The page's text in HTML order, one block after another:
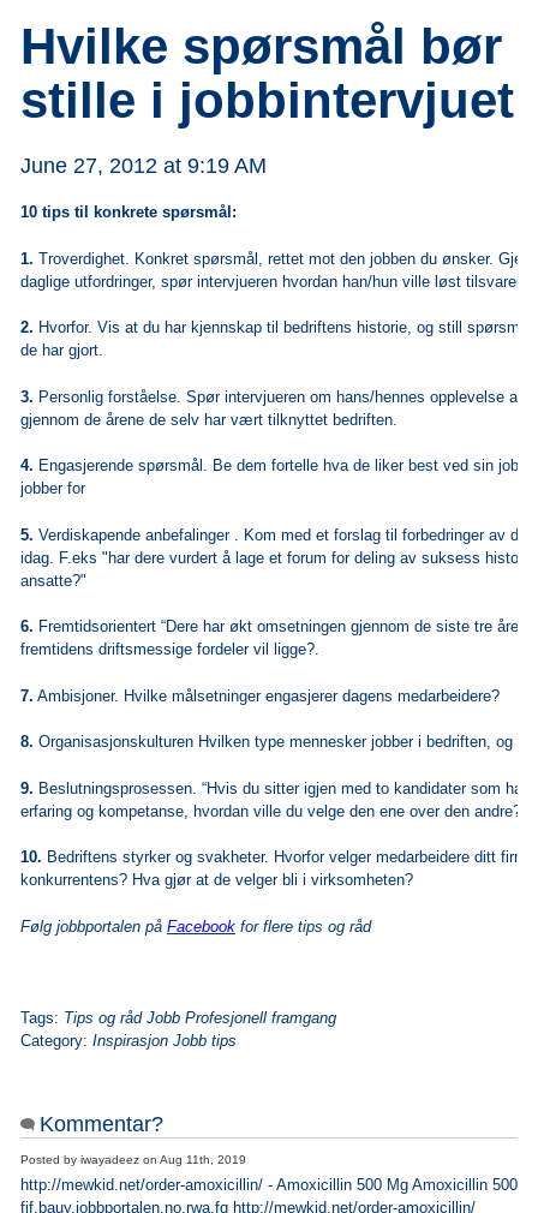
Hvilke spørsmål bør
stille i jobbintervjuet
June 27, 2012 at 9:19 AM
10 tips til konkrete spørsmål:
1. Troverdighet. Konkret spørsmål, rettet mot den jobben du ønsker.
daglige utfordringer, spør intervjueren hvordan han/hun ville løst
2. Hvorfor. Vis at du har kjennskap til bedriftens historie, og still
de har gjort.
3. Personlig forståelse. Spør intervjueren om hans/hennes opplevelse av
gjennom de årene de selv har vært tilknyttet bedriften.
4. Engasjerende spørsmål. Be dem fortelle hva de liker best ved sin jobb
jobber for
5. Verdiskapende anbefalinger . Kom med et forslag til forbedringer av det
idag. F.eks "har dere vurdert å lage et forum for deling av suksess
ansatte?"
6. Fremtidsorientert “Dere har økt omsetningen gjennom de siste tre
fremtidens driftsmessige fordeler vil ligge?.
7. Ambisjoner. Hvilke målsetninger engasjerer dagens medarbeidere?
8. Organisasjonskulturen Hvilken type mennesker jobber i bedriften, og
9. Beslutningsprosessen. “Hvis du sitter igjen med to kandidater som har
erfaring og kompetanse, hvordan ville du velge den ene over den andre?
10. Bedriftens styrker og svakheter. Hvorfor velger medarbeidere ditt
konkurrentens? Hva gjør at de velger bli i virksomheten?
Følg jobbportalen påFacebook for flere tips og råd
Tags: Tips og råd Jobb Profesjonell framgang
Category:Inspirasjon Jobb tips
Kommentar?
Posted byiwayadeezonAug 11th, 2019
http://mewkid.net/order-amoxicillin/ - Amoxicillin 500 Mg Amoxicillin 500
fjf.bauy.jobbportalen.no.rwa.fq http://mewkid.net/order-amoxicillin/